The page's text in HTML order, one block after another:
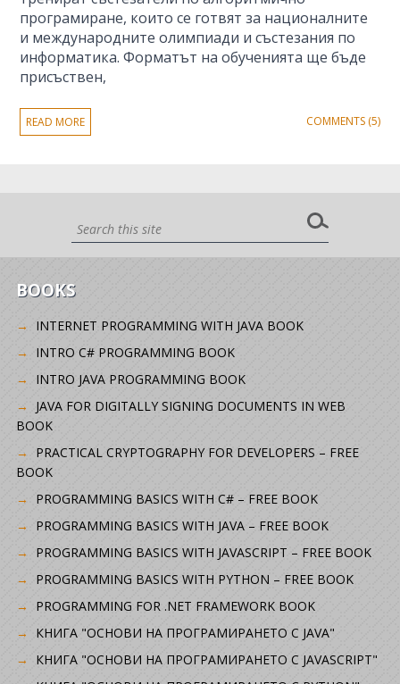
програмиране, които се готвят за националните
и международните олимпиади и състезания по
информатика. Форматът на обученията ще бъде
присъствен,
READ MORE COMMENTS (5)
BOOKS
INTERNET PROGRAMMING WITH JAVA BOOK
INTRO C# PROGRAMMING BOOK
INTRO JAVA PROGRAMMING BOOK
JAVA FOR DIGITALLY SIGNING DOCUMENTS IN WEB
BOOK
PRACTICAL CRYPTOGRAPHY FOR DEVELOPERS – FREE
BOOK
PROGRAMMING BASICS WITH C# – FREE BOOK
PROGRAMMING BASICS WITH JAVA – FREE BOOK
PROGRAMMING BASICS WITH JAVASCRIPT – FREE BOOK
PROGRAMMING BASICS WITH PYTHON – FREE BOOK
PROGRAMMING FOR .NET FRAMEWORK BOOK
КНИГА "ОСНОВИ НА ПРОГРАМИРАНЕТО С JAVA"
КНИГА "ОСНОВИ НА ПРОГРАМИРАНЕТО С JAVASCRIPT"